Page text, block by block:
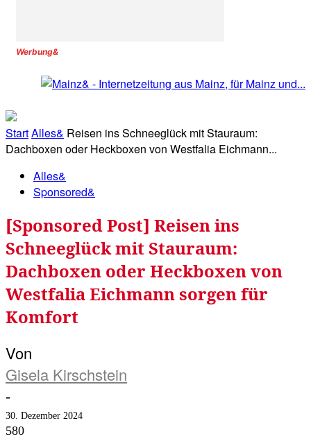
Werbung&
StartAlles& Reisen ins Schneeglück mit Stauraum:
Dachboxen oder Heckboxen von Westfalia Eichmann...
Alles&
Sponsored&
[Sponsored Post] Reisen ins
Schneeglück mit Stauraum:
Dachboxen oder Heckboxen von
Westfalia Eichmann sorgen für
Komfort
Von
Gisela Kirschstein
-
30. Dezember 2024
580